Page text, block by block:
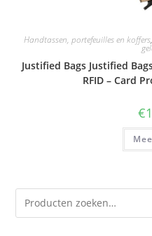
Handtassen, portefeuilles en koffers,
Justified Bags Justified
RFID – Card
€
Zoeken